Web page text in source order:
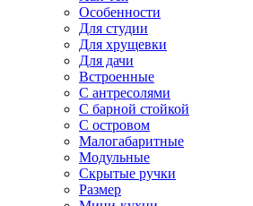
Особенности
Для студии
Для хрущевки
Для дачи
Встроенные
С антресолями
С барной стойкой
С островом
Малогабаритные
Модульные
Скрытые ручки
Размер